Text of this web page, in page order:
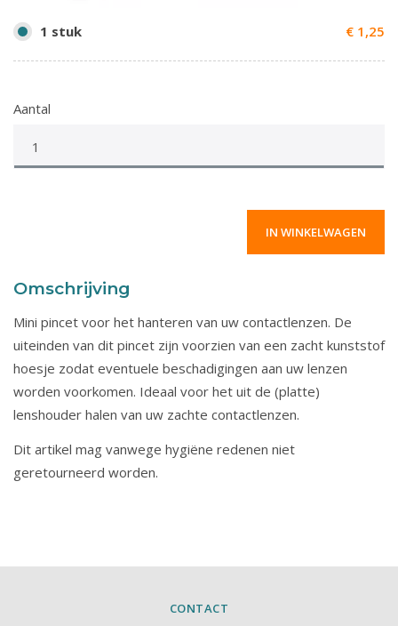
1 stuk € 1,25
Aantal
Omschrijving
Mini pincet voor het hanteren van uw contactlenzen. De
uiteinden van dit pincet zijn voorzien van een zacht kunststof
hoesje zodat eventuele beschadigingen aan uw lenzen
worden voorkomen. Ideaal voor het uit de (platte)
lenshouder halen van uw zachte contactlenzen.
Dit artikel mag vanwege hygiëne redenen niet
geretourneerd worden.
CONTACT